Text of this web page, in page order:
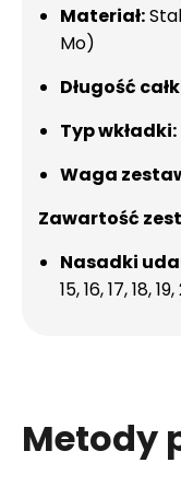
Materiał:
Mo)
Długość
Typ wkładki:
Waga
Zawartość
Nasadki
15, 16, 17, 18,
Metody